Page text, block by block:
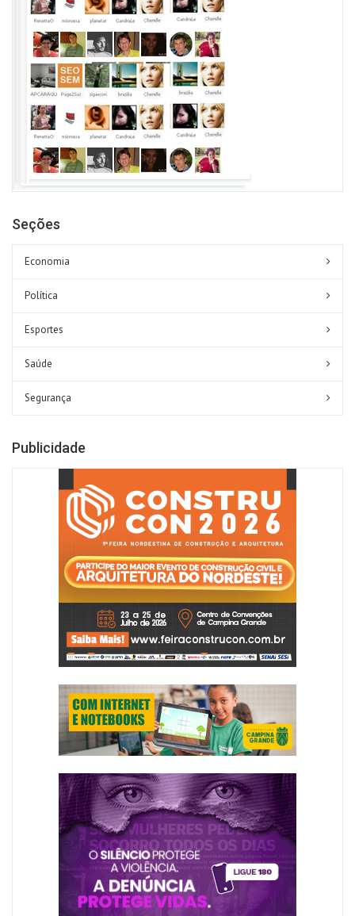
Seções
Economia
Política
Esportes
Saúde
Segurança
Publicidade